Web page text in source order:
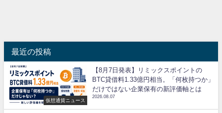
最近の投稿
仮想通貨ニュース
【8月7日発表】リミックスポイントの
BTC貸借料1.33億円相当。「何枚持つか」
だけではない企業保有の新評価軸とは
2026.08.07